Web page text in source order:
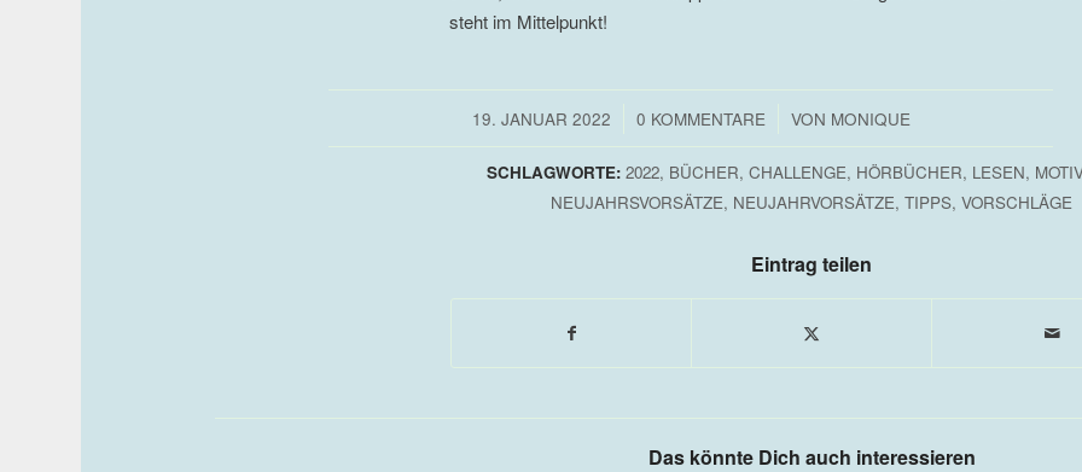
steht im Mittelpunkt!
19. JANUAR 2022
/ 0 KOMMENTARE
/ VON MONIQUE
SCHLAGWORTE: 2022, BÜCHER, CHALLENGE, HÖRBÜCHER, LESEN,
NEUJAHRSVORSÄTZE, NEUJAHRVORSÄTZE, TIPPS, VORSCHLÄGE
Eintrag teilen
Das könnte Dich auch interessieren